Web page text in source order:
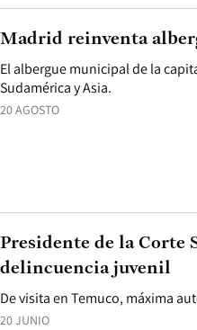
20 AGOSTO
El albergue municipal de la
Sudamérica y Asia.
Madrid reinventa
20 JUNIO
De visita en Temuco, máxima
Presidente de la Corte
delincuencia juvenil